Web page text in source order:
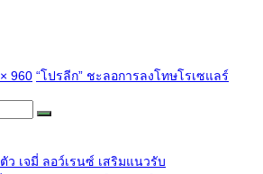
960 “โปรลีก” ชะลอการลงโทษโรเซแลร์
ว เจมี่ ลอว์เรนซ์ เสริมแนวรับ